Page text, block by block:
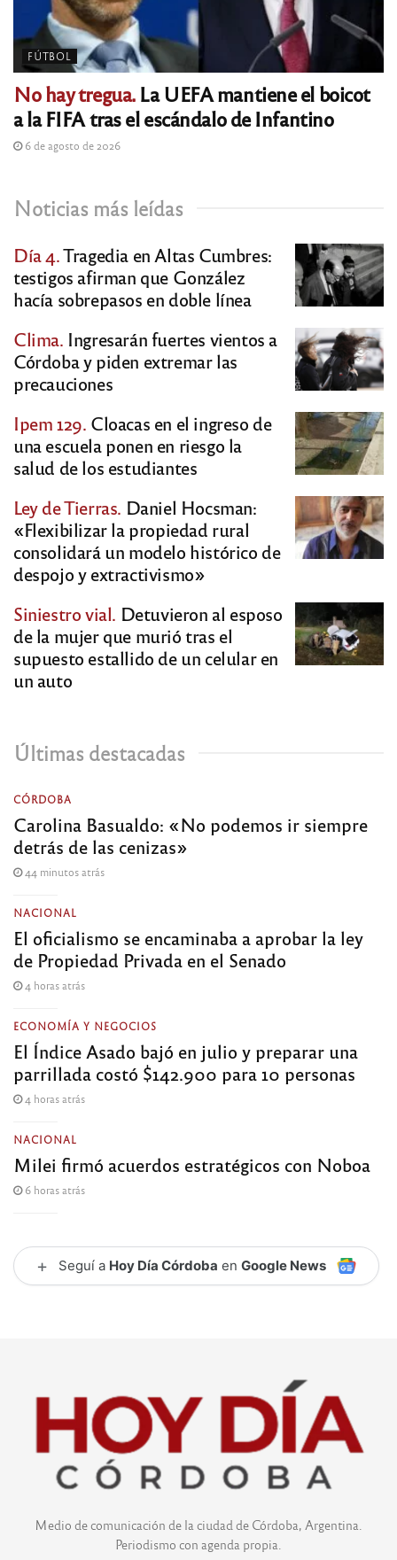
FÚTBOL
No hay tregua.La UEFA mantiene el boicot
a la FIFA tras el escándalo de Infantino
6 de agosto de 2026
Noticias más leídas
Día 4.Tragedia en Altas Cumbres:
testigos afirman que González
hacía sobrepasos en doble línea
Clima. Ingresarán fuertes vientos a
Córdoba y piden extremar las
precauciones
Ipem 129. Cloacas en el ingreso de
una escuela ponen en riesgo la
salud de los estudiantes
Ley de Tierras. Daniel Hocsman:
«Flexibilizar la propiedad rural
consolidará un modelo histórico de
despojo y extractivismo»
Siniestro vial. Detuvieron al esposo
de la mujer que murió tras el
supuesto estallido de un celular en
un auto
Últimas destacadas
CÓRDOBA
Carolina Basualdo: «No podemos ir siempre
detrás de las cenizas»
44 minutos atrás
NACIONAL
El oficialismo se encaminaba a aprobar la ley
de Propiedad Privada en el Senado
4 horas atrás
ECONOMÍA Y NEGOCIOS
El Índice Asado bajó en julio y preparar una
parrillada costó $142.900 para 10 personas
4 horas atrás
NACIONAL
Milei firmó acuerdos estratégicos con Noboa
6 horas atrás
+ Seguí a Hoy Día Córdoba en Google News
Medio de comunicación de la ciudad de Córdoba, Argentina.
Periodismo con agenda propia.